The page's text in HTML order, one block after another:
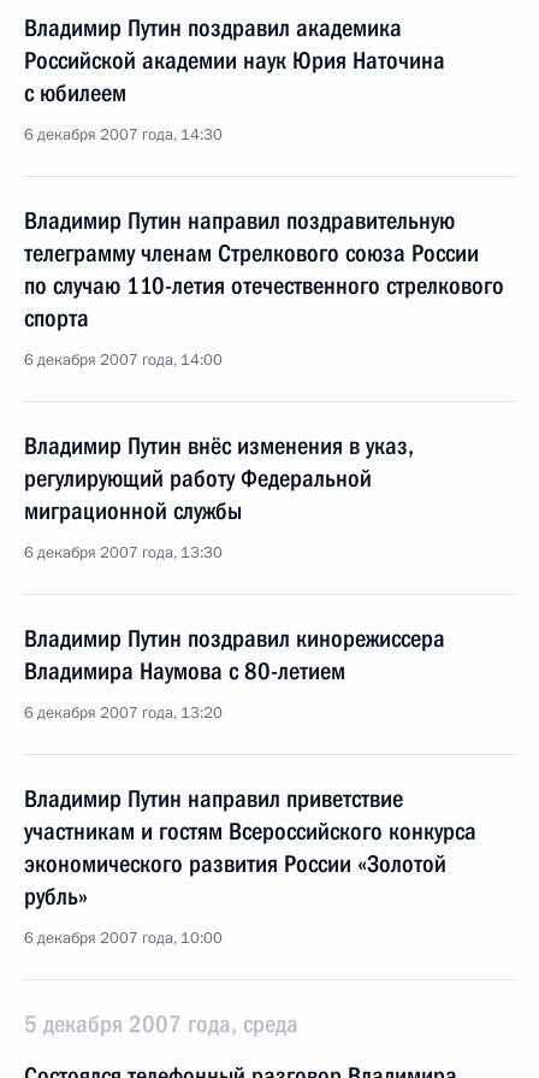
Владимир Путин поздравил академика
Российской академии наук Юрия Наточина
с юбилеем
6 декабря 2007 года, 14:30
Владимир Путин направил поздравительную
телеграмму членам Стрелкового союза России
по случаю 110-летия отечественного стрелкового
спорта
6 декабря 2007 года, 14:00
Владимир Путин внёс изменения в указ,
регулирующий работу Федеральной
миграционной службы
6 декабря 2007 года, 13:30
Владимир Путин поздравил кинорежиссера
Владимира Наумова с 80-летием
6 декабря 2007 года, 13:20
Владимир Путин направил приветствие
участникам и гостям Всероссийского конкурса
экономического развития России «Золотой
рубль»
6 декабря 2007 года, 10:00
5 декабря 2007 года, среда